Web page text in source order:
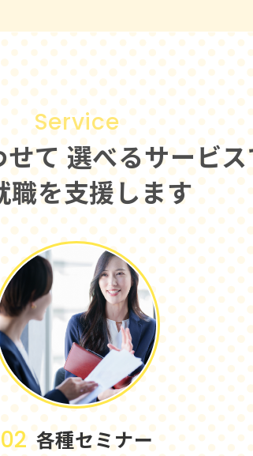
Service
て 選べるサービ
職を支援します
02 各種セミナー